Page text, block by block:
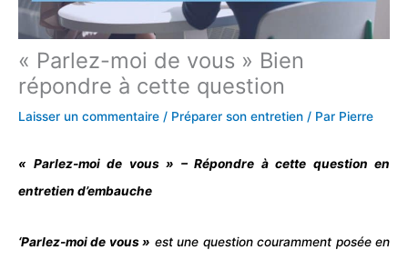
« Parlez-moi de vous » Bien
répondre à cette question
Laisser un commentaire / Préparer son entretien / Par Pierre
« Parlez-moi de vous » – Répondre à cette question en
entretien d’embauche
‘Parlez-moi de vous » est une question couramment posée en